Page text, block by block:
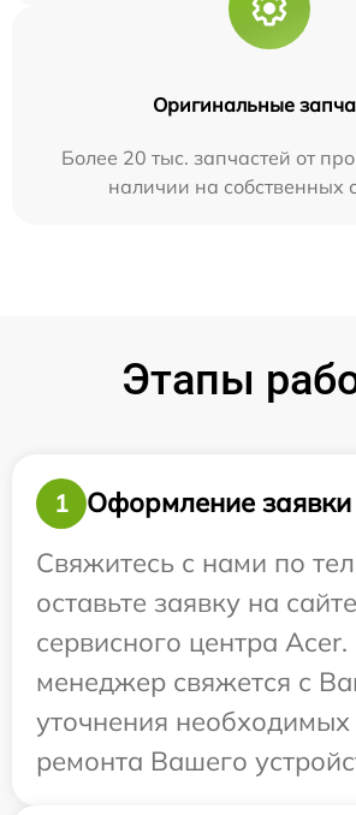
Оригинальные
Более 20 тыс. запчастей от
наличии на собственных
Этапы
1
Оформление заявки
Свяжитесь с нами по
оставьте заявку на сайте
сервисного центра
менеджер свяжется с
уточнения необходимых
ремонта Вашего